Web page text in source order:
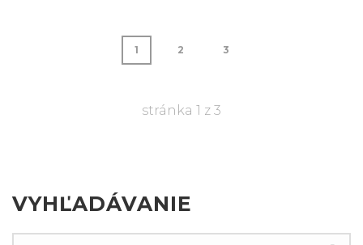
1 2 3
stránka 1 z 3
VYHĽADÁVANIE